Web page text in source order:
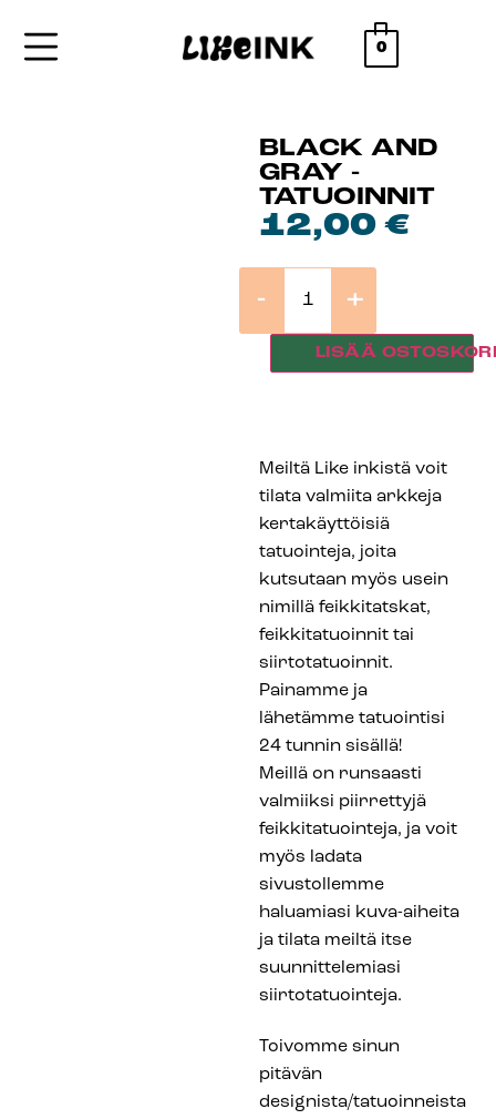
0
BLACK AND
GRAY -
TATUOINNIT
12,00 €
- +
LISÄÄ
Meiltä Like inkistä voit
tilata valmiita arkkeja
kertakäyttöisiä
tatuointeja, joita
kutsutaan myös usein
nimillä feikkitatskat,
feikkitatuoinnit tai
siirtotatuoinnit.
Painamme ja
lähetämme tatuointisi
24 tunnin sisällä!
Meillä on runsaasti
valmiiksi piirrettyjä
feikkitatuointeja, ja voit
myös ladata
sivustollemme
haluamiasi kuva-aiheita
ja tilata meiltä itse
suunnittelemiasi
siirtotatuointeja.
Toivomme sinun
pitävän
designista/tatuoinneista